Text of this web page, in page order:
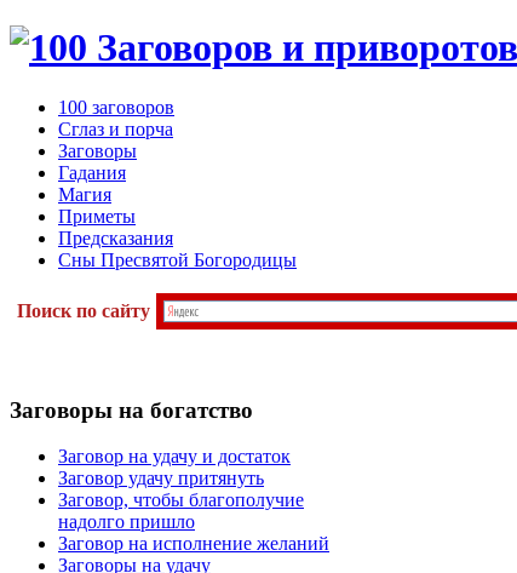
100 заговоров
Сглаз и порча
Заговоры
Гадания
Магия
Приметы
Предсказания
Сны Пресвятой Богородицы
Поиск по сайту
Заговоры на богатство
Заговор на удачу и достаток
Заговор удачу притянуть
Заговор, чтобы благополучие
надолго пришло
Заговор на исполнение желаний
Заговоры на удачу